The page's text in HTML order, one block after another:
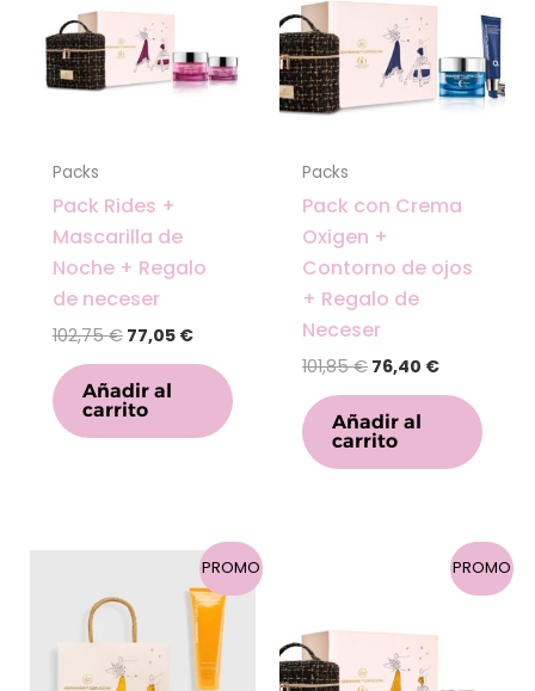
Packs
Pack Rides +
Mascarilla de
Noche + Regalo
de neceser
102,75€
102,75 €.
77,05 €
Añadir al
carrito
Packs
Pack con Crema
Oxigen +
Contorno de ojos
+ Regalo de
Neceser
101,85€
101,85 €.
76,40 €
76,40 €.
Añadir al
carrito
PROMO
original
era:
72,65 €.
El
precio
actual
es:
47,20 €.
PROMO
102,90 €.
El
precio
actual